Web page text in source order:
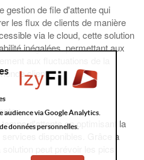
gestion de file d'attente qui
les flux de clients de manière
via le cloud, cette solution
inégalées, permettant aux
aux fluctuations de la
client.
:
d'attente en optimisant la
disponibles. Grâce à
peut prévoir les pics
via Google Analytics.
données personnelles.